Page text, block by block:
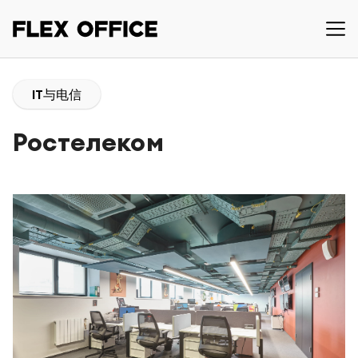
IT与电信
Ростелеком